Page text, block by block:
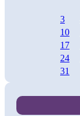
3
10
17
24
31